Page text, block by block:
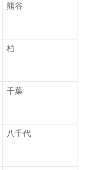
熊谷
柏
千葉
八千代